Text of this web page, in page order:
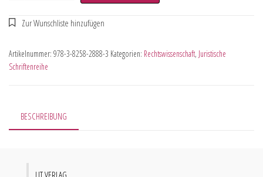
Artikelnummer: 978-3-8258-2888-3 Kategorien: Rechtswissenschaft, Juristische
Schriftenreihe
BESCHREIBUNG
LIT VERLAG